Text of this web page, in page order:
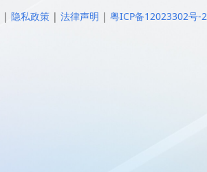
| 隐私政策 | 法律声明 | 粤ICP备12023302号-2